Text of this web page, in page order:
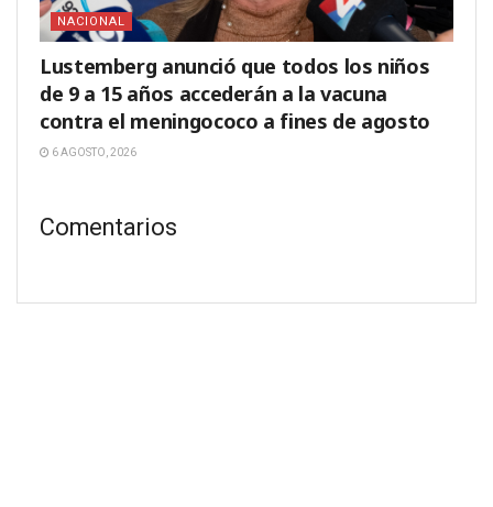
NACIONAL
Lustemberg anunció que todos los niños
de 9 a 15 años accederán a la vacuna
contra el meningococo a fines de agosto
6 AGOSTO, 2026
Comentarios